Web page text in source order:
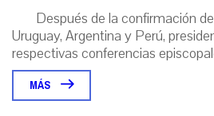
Después de la confirmación
Uruguay, Argentina y Perú,
respectivas conferencias
MÁS